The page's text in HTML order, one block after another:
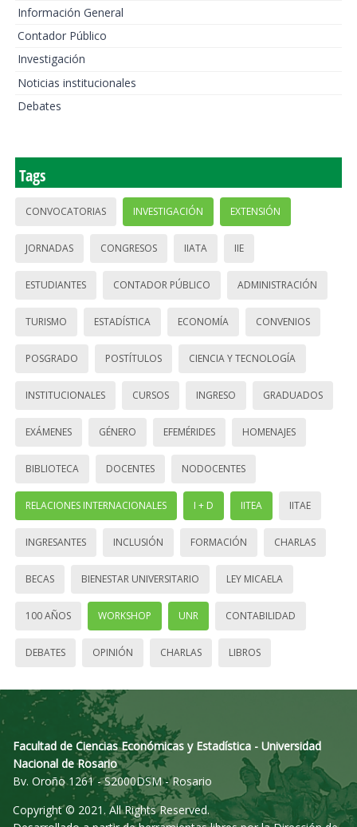
Información General
Contador Público
Investigación
Noticias institucionales
Debates
Tags
CONVOCATORIAS INVESTIGACIÓN EXTENSIÓN
JORNADAS CONGRESOS IIATA IIE
ESTUDIANTES CONTADOR PÚBLICO ADMINISTRACIÓN
TURISMO ESTADÍSTICA ECONOMÍA CONVENIOS
POSGRADO POSTÍTULOS CIENCIA Y TECNOLOGÍA
INSTITUCIONALES CURSOS INGRESO GRADUADOS
EXÁMENES GÉNERO EFEMÉRIDES HOMENAJES
BIBLIOTECA DOCENTES NODOCENTES
RELACIONES INTERNACIONALES I + D IITEA IITAE
INGRESANTES INCLUSIÓN FORMACIÓN CHARLAS
BECAS BIENESTAR UNIVERSITARIO LEY MICAELA
100 AÑOS WORKSHOP UNR CONTABILIDAD
DEBATES OPINIÓN CHARLAS LIBROS
Facultad de Ciencias Económicas y Estadística - Universidad
Nacional de Rosario
Bv. Oroño 1261 - S2000DSM - Rosario
Copyright © 2021. All Rights Reserved.